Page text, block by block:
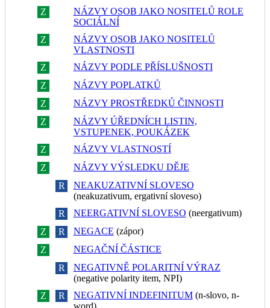
Z
NÁZVY OSOB JAKO NOSITELŮ ROLE
SOCIÁLNÍ
Z
NÁZVY OSOB JAKO NOSITELŮ
VLASTNOSTI
Z
NÁZVY PODLE PŘÍSLUŠNOSTI
Z
NÁZVY POPLATKŮ
Z
NÁZVY PROSTŘEDKŮ ČINNOSTI
Z
NÁZVY ÚŘEDNÍCH LISTIN,
VSTUPENEK, POUKÁZEK
Z
NÁZVY VLASTNOSTÍ
Z
NÁZVY VÝSLEDKU DĚJE
R
NEAKUZATIVNÍ SLOVESO
(neakuzativum, ergativní sloveso)
R NEERGATIVNÍ SLOVESO (neergativum)
Z
R NEGACE (zápor)
Z
NEGAČNÍ ČÁSTICE
R
NEGATIVNĚ POLARITNÍ VÝRAZ
(negative polarity item, NPI)
Z
R NEGATIVNÍ INDEFINITUM(n-slovo, n-
word)